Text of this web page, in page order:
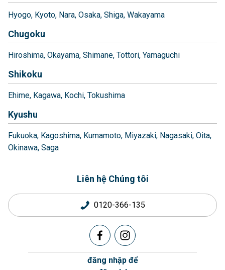
Hyogo Kyoto Nara Osaka Shiga Wakayama
Chugoku
Hiroshima Okayama Shimane Tottori Yamaguchi
Shikoku
Ehime Kagawa Kochi Tokushima
Kyushu
Fukuoka Kagoshima Kumamoto Miyazaki Nagasaki Oita
Okinawa Saga
Liên hệ Chúng tôi
0120-366-135
đăng nhập để